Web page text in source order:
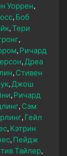
Уоррен
Боб
Тери
Ричард
Дреа
Стивен
Джош
Ричард
Сэм
Гейл
Кэтрин
Пейдж
Тайлер